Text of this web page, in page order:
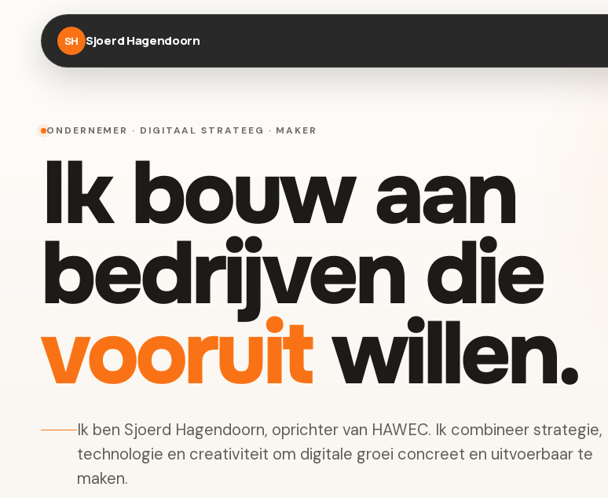
SH Sjoerd Hagendoorn
ONDERNEMER · DIGITAAL STRATEEG · MAKER
Ik bouw aan
bedrijven die
vooruitwillen.
Ik ben Sjoerd Hagendoorn, oprichter van HAWEC. Ik combineer strategie,
technologie en creativiteit om digitale groei concreet en uitvoerbaar te
maken.